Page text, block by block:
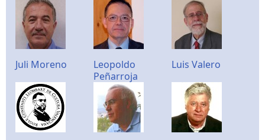
Juli Moreno
Leopoldo
Peñarroja
Luis Valero